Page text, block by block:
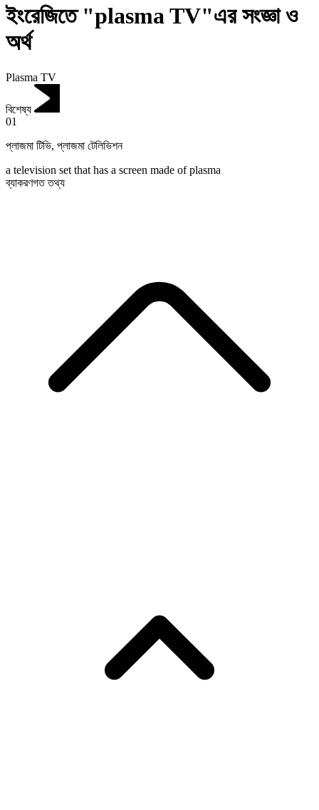
ইংরেজিতে "plasma TV"এর সংজ্ঞা ও
অর্থ
Plasma TV
বিশেষ্য
01
প্লাজমা টিভি, প্লাজমা টেলিভিশন
a television set that has a screen made of plasma
ব্যাকরণগত তথ্য